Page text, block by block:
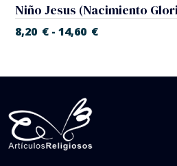
Niño Jesus (Nacimiento
8,20 € - 14,60 €